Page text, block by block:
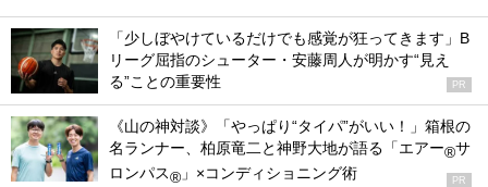
「少しぼやけているだけでも感覚が狂ってきます」B
リーグ屈指のシューター・安藤周人が明かす“見え
る”ことの重要性
PR
《山の神対談》「やっぱり“タイパ”がいい！」箱根の
名ランナー、柏原竜二と神野大地が語る「エアー®サ
ロンパス® 」×コンディショニング術 PR